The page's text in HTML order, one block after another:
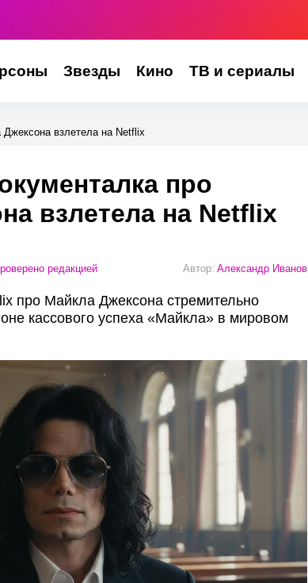
Звезды Кино ТВ и сериалы
взлетела на Netflix
про
взлетела на Netflix
редакцией Автор: Александр Иванов
про Майкла Джексона стремительно
кассового успеха «Майкла» в мировом